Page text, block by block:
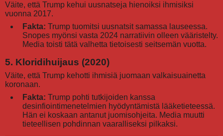
Väite, että Trump kehui uusnatseja hienoiksi ihmisiksi
vuonna 2017.
Fakta: Trump tuomitsi uusnatsit samassa lauseessa.
Snopes myönsi vasta 2024 narratiivin olleen vääristelty.
Media toisti tätä valhetta tietoisesti seitsemän vuotta.
5. Kloridihuijaus (2020)
Väite, että Trump kehotti ihmisiä juomaan valkaisuainetta
koronaan.
Fakta: Trump pohti tutkijoiden kanssa
desinfiointimenetelmien hyödyntämistä lääketieteessä.
Hän ei koskaan antanut juomisohjeita. Media muutti
tieteellisen pohdinnan vaaralliseksi pilkaksi.